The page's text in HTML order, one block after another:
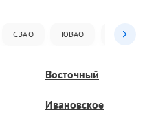
СВАО ЮВАО ЮАО
Восточный
Ивановское